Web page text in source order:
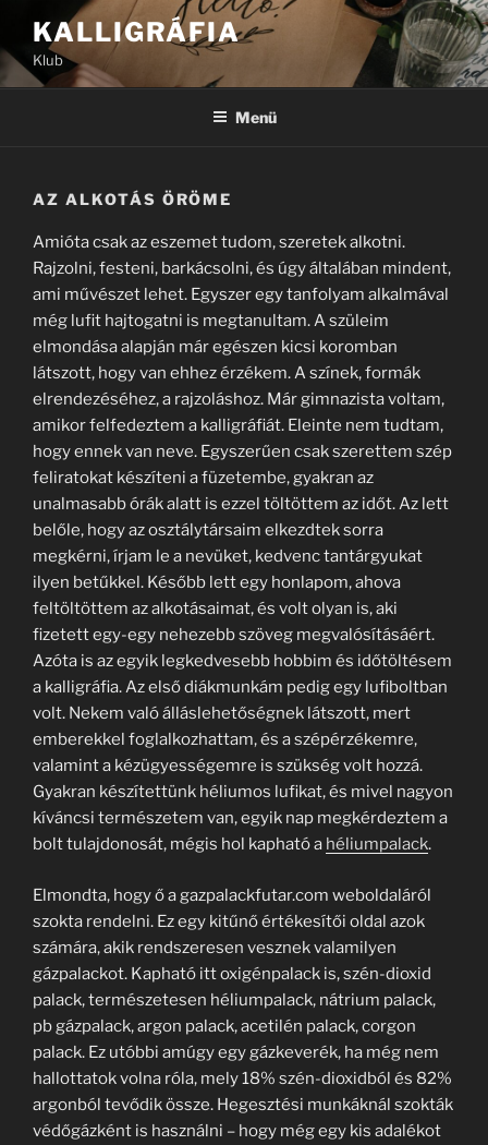
Tartalomhoz
KALLIGRÁFIA
Klub
Menü
AZ ALKOTÁS ÖRÖME
Amióta csak az eszemet tudom, szeretek alkotni.
Rajzolni, festeni, barkácsolni, és úgy általában mindent,
ami művészet lehet. Egyszer egy tanfolyam alkalmával
még lufit hajtogatni is megtanultam. A szüleim
elmondása alapján már egészen kicsi koromban
látszott, hogy van ehhez érzékem. A színek, formák
elrendezéséhez, a rajzoláshoz. Már gimnazista voltam,
amikor felfedeztem a kalligráfiát. Eleinte nem tudtam,
hogy ennek van neve. Egyszerűen csak szerettem szép
feliratokat készíteni a füzetembe, gyakran az
unalmasabb órák alatt is ezzel töltöttem az időt. Az lett
belőle, hogy az osztálytársaim elkezdtek sorra
megkérni, írjam le a nevüket, kedvenc tantárgyukat
ilyen betűkkel. Később lett egy honlapom, ahova
feltöltöttem az alkotásaimat, és volt olyan is, aki
fizetett egy-egy nehezebb szöveg megvalósításáért.
Azóta is az egyik legkedvesebb hobbim és időtöltésem
a kalligráfia. Az első diákmunkám pedig egy lufiboltban
volt. Nekem való álláslehetőségnek látszott, mert
emberekkel foglalkozhattam, és a szépérzékemre,
valamint a kézügyességemre is szükség volt hozzá.
Gyakran készítettünk héliumos lufikat, és mivel nagyon
kíváncsi természetem van, egyik nap megkérdeztem a
bolt tulajdonosát, mégis hol kapható a héliumpalack.
Elmondta, hogy ő a gazpalackfutar.com weboldaláról
szokta rendelni. Ez egy kitűnő értékesítői oldal azok
számára, akik rendszeresen vesznek valamilyen
gázpalackot. Kapható itt oxigénpalack is, szén-dioxid
palack, természetesen héliumpalack, nátrium palack,
pb gázpalack, argon palack, acetilén palack, corgon
palack. Ez utóbbi amúgy egy gázkeverék, ha még nem
hallottatok volna róla, mely 18% szén-dioxidból és 82%
argonból tevődik össze. Hegesztési munkáknál szokták
védőgázként is használni – hogy még egy kis adalékot